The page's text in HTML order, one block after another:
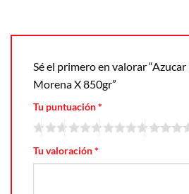
Sé el primero en valorar
Morena X 850gr”
Tu puntuación*
Tu valoración*